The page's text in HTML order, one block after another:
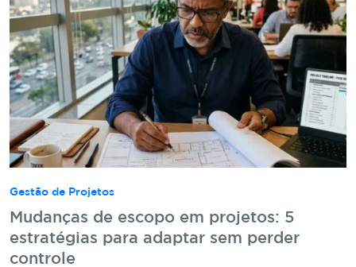
Gestão de Projetos
Mudanças de escopo em projetos: 5
estratégias para adaptar sem perder
controle